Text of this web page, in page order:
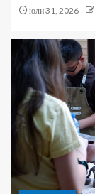
юли 31, 2026